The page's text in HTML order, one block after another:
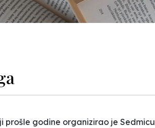
prošle godine organizirao je Sedmicu